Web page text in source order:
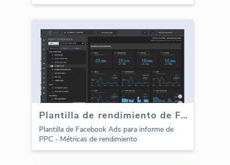
Plantilla de rendimiento de Facebook Ads PPC (Informe)
Plantilla de Facebook Ads para informe de
PPC - Métricas de rendimiento